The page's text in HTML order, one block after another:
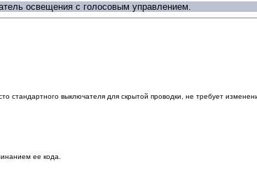
освещения с голосовым управлением.
выключателя для скрытой проводки, не требует
ее кода.